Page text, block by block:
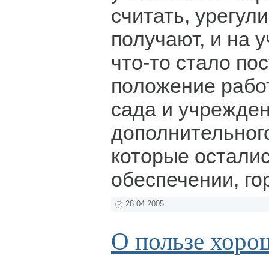
считать,
получают, и на
что-то стало
положение
сада и
которые
обеспечении,
28.04.2005
О пользе